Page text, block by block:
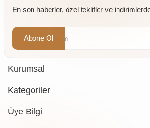
gr
En son haberler, özel teklifler ve
Abone Ol
Kurumsal
Kategoriler
Üye Bilgi